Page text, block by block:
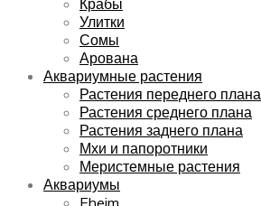
Улитки
Сомы
Арована
Аквариумные растения
Растения переднего плана
Растения среднего плана
Растения заднего плана
Мхи и папоротники
Меристемные растения
Аквариумы
Eheim